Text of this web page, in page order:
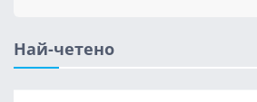
Най-четено